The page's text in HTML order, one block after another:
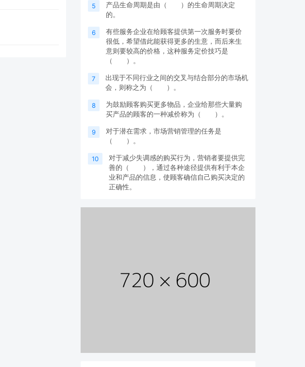
5
产品生命周期是由（ ）的生命周期决定
的。
6
有些服务企业在给顾客提供第一次服务时要价
很低，希望借此能获得更多的生意，而后来生
意则要较高的价格，这种服务定价技巧是
（ ）。
7
出现于不同行业之间的交叉与结合部分的市场机
会，则称之为（ ）。
8
为鼓励顾客购买更多物品，企业给那些大量购
买产品的顾客的一种减价称为（ ）。
9
对于潜在需求，市场营销管理的任务是
（ ）。
10
对于减少失调感的购买行为，营销者要提供完
善的（ ），通过各种途径提供有利于本企
业和产品的信息，使顾客确信自己购买决定的
正确性。